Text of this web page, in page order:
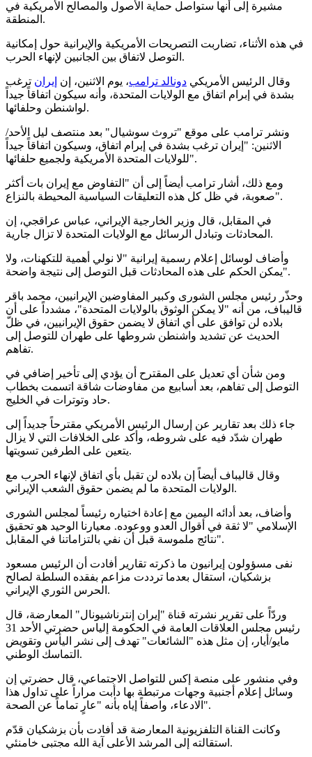
مشيرة إلى أنها ستواصل حماية الأصول والمصالح الأمريكية في
المنطقة.
في هذه الأثناء، تضاربت التصريحات الأمريكية والإيرانية حول إمكانية
التوصل لاتفاق بين الجانبين لإنهاء الحرب.
وقال الرئيس الأمريكي دونالد ترامب، يوم الاثنين، إن إيران ترغب
بشدة في إبرام اتفاق مع الولايات المتحدة، وأنه سيكون اتفاقاً جيداً
لواشنطن وحلفائها.
ونشر ترامب على موقع "تروث سوشيال" بعد منتصف ليل الأحد/
الاثنين: "إيران ترغب بشدة في إبرام اتفاق، وسيكون اتفاقاً جيداً
للولايات المتحدة الأمريكية ولجميع حلفائها".
ومع ذلك، أشار ترامب أيضاً إلى أن "التفاوض مع إيران بات أكثر
صعوبة، في ظل كل هذه التعليقات السياسية المحيطة بالنزاع".
في المقابل، قال وزير الخارجية الإيراني، عباس عراقجي، إن
المحادثات وتبادل الرسائل مع الولايات المتحدة لا تزال جارية.
وأضاف لوسائل إعلام رسمية إيرانية "لا نولي أهمية للتكهنات، ولا
يمكن الحكم على هذه المحادثات قبل التوصل إلى نتيجة واضحة".
وحذّر رئيس مجلس الشورى وكبير المفاوضين الإيرانيين، محمد باقر
قاليباف، من أنه "لا يمكن الوثوق بالولايات المتحدة"، مشدداً على أن
بلاده لن توافق على أي اتفاق لا يضمن حقوق الإيرانيين، في ظلّ
الحديث عن تشديد واشنطن شروطها على طهران للتوصل إلى
تفاهم.
ومن شأن أي تعديل على المقترح أن يؤدي إلى تأخير إضافي في
التوصل إلى تفاهم، بعد أسابيع من مفاوضات شاقة اتسمت بخطاب
حاد وتوترات في الخليج.
جاء ذلك بعد تقارير عن إرسال الرئيس الأمريكي مقترحاً جديداً إلى
طهران شدّد فيه على شروطه، وأكد على الخلافات التي لا يزال
يتعين على الطرفين تسويتها.
وقال قاليباف أيضاً إن بلاده لن تقبل بأي اتفاق لإنهاء الحرب مع
الولايات المتحدة ما لم يضمن حقوق الشعب الإيراني.
وأضاف، بعد أدائه اليمين مع إعادة اختياره رئيساً لمجلس الشورى
الإسلامي "لا ثقة في أقوال العدو ووعوده. معيارنا الوحيد هو تحقيق
نتائج ملموسة قبل أن نفي بالتزاماتنا في المقابل".
نفى مسؤولون إيرانيون ما ذكرته تقارير أفادت أن الرئيس مسعود
بزشكيان، استقال بعدما ترددت مزاعم بفقده السلطة لصالح
الحرس الثوري الإيراني.
وردّاً على تقرير نشرته قناة "إيران إنترناشيونال" المعارضة، قال
رئيس مجلس العلاقات العامة في الحكومة إلياس حضرتي الأحد 31
مايو/أيار، إن مثل هذه "الشائعات" تهدف إلى نشر اليأس وتقويض
التماسك الوطني.
وفي منشور على منصة إكس للتواصل الاجتماعي، قال حضرتي إن
وسائل إعلام أجنبية وجهات مرتبطة بها دأبت مراراً على تداول هذا
الادعاء، واصفاً إياه بأنه "عارٍ تماماً عن الصحة".
وكانت القناة التلفزيونية المعارضة قد أفادت بأن بزشكيان قدّم
استقالته إلى المرشد الأعلى آية الله مجتبى خامنئي.